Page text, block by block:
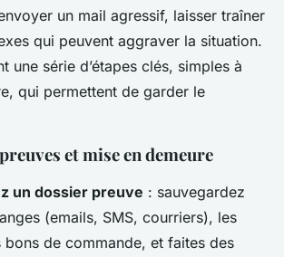
un mail agressif, laisser traîner
qui peuvent aggraver la situation.
une série d’étapes clés, simples à
qui permettent de garder le
et mise en demeure
un dossier preuve : sauvegardez
(emails, SMS, courriers), les
bons de commande, et faites des